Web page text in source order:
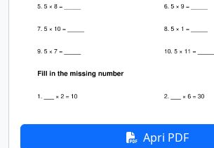
Apri PDF